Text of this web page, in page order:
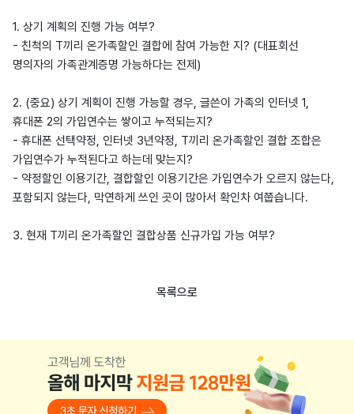
1. 상기 계획의 진행 가능 여부?
- 친척의 T끼리 온가족할인 결합에 참여 가능한 지? (대표회선
명의자의 가족관계증명 가능하다는 전제)
2. (중요) 상기 계획이 진행 가능할 경우, 글쓴이 가족의 인터넷 1,
휴대폰 2의 가입연수는 쌓이고 누적되는지?
- 휴대폰 선택약정, 인터넷 3년약정, T끼리 온가족할인 결합 조합은
가입연수가 누적된다고 하는데 맞는지?
- 약정할인 이용기간, 결합할인 이용기간은 가입연수가 오르지 않는다,
포함되지 않는다, 막연하게 쓰인 곳이 많아서 확인차 여쭙습니다.
3. 현재 T끼리 온가족할인 결합상품 신규가입 가능 여부?
목록으로